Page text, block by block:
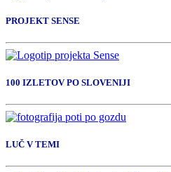
PROJEKT SENSE
100 IZLETOV PO SLOVENIJI
LUČ V TEMI